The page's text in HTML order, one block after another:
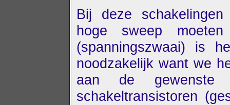
Bij deze
hoge sweep moeten
(spanningszwaai) is
noodzakelijk want we
aan de gewenste
schakeltransistoren